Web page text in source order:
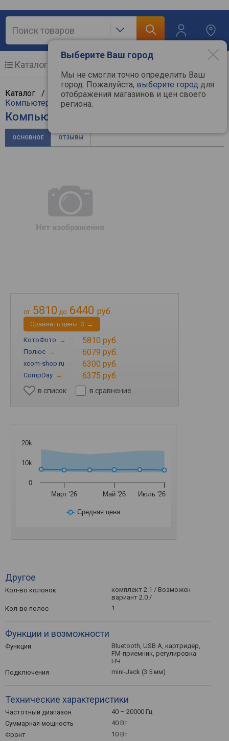
Выберите Ваш город
Мы не смогли точно определить Ваш
город. Пожалуйста, выберите город для
отображения магазинов и цен своего
региона.
Каталог
Каталог / Компьютерная техника/ Мультимедиа
Компьютерные колонки
Компьютерные колонки Sven MS-304
ОСНОВНОЕ ОТЗЫВЫ
от 5810 до 6440 руб.
Cравнить цены 5 →
КотоФото → 5810 руб.
Полюс → 6079 руб.
xcom-shop.ru → 6300 руб.
CompDay → 6375 руб.
в список в сравнение
Средняя цена
Март '26 Май '26 Июль '26
0
10k
20k
Другое
Кол-во колонок
комплект 2.1 / Возможен
вариант 2.0 /
Кол-во полос
1
Функции и возможности
Функции
Bluetooth, USB A, картридер,
FM-приемник, регулировка
НЧ
Подключения
mini-Jack (3.5 мм)
Технические характеристики
Частотный диапазон
40 – 20000 Гц
Суммарная мощность
40 Вт
Фронт
10 Вт